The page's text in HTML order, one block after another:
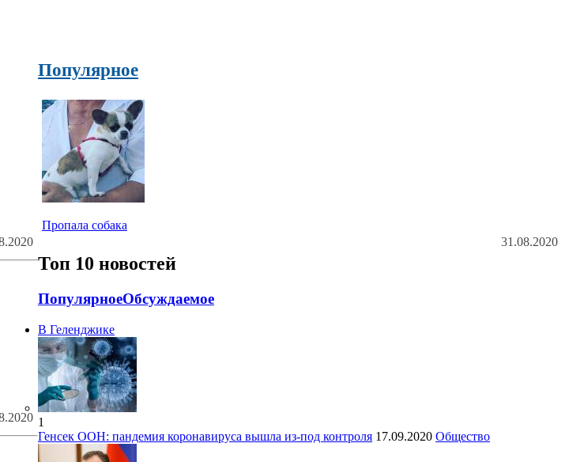
Популярное
Пропала собака
31.08.2020
Топ 10 новостей
ПопулярноеОбсуждаемое
В Геленджике
1
Генсек ООН: пандемия коронавируса вышла из-под контроля 17.09.2020 Общество